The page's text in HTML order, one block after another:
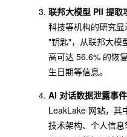
联邦大模型 PII 提取
科技等机构的研究
"钥匙"，从联邦大模
高可达 56.6% 的恢
生日期等信息。
AI 对话数据泄露事件
LeakLake 网站，其
技术架构、个人信